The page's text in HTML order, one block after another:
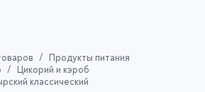
Продукты питания
Цикорий и кэроб
классический